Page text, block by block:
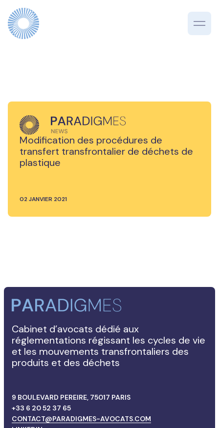
Modification des procédures de
transfert transfrontalier de déchets de
plastique
02 JANVIER 2021
Cabinet d’avocats dédié aux
réglementations régissant les cycles de vie
et les mouvements transfrontaliers des
produits et des déchets
9 BOULEVARD PEREIRE, 75017 PARIS
+33 6 20 52 37 65
CONTACT@PARADIGMES-AVOCATS.COM